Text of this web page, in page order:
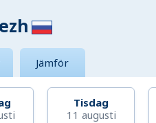
Jämför
Tisdag
11 augusti